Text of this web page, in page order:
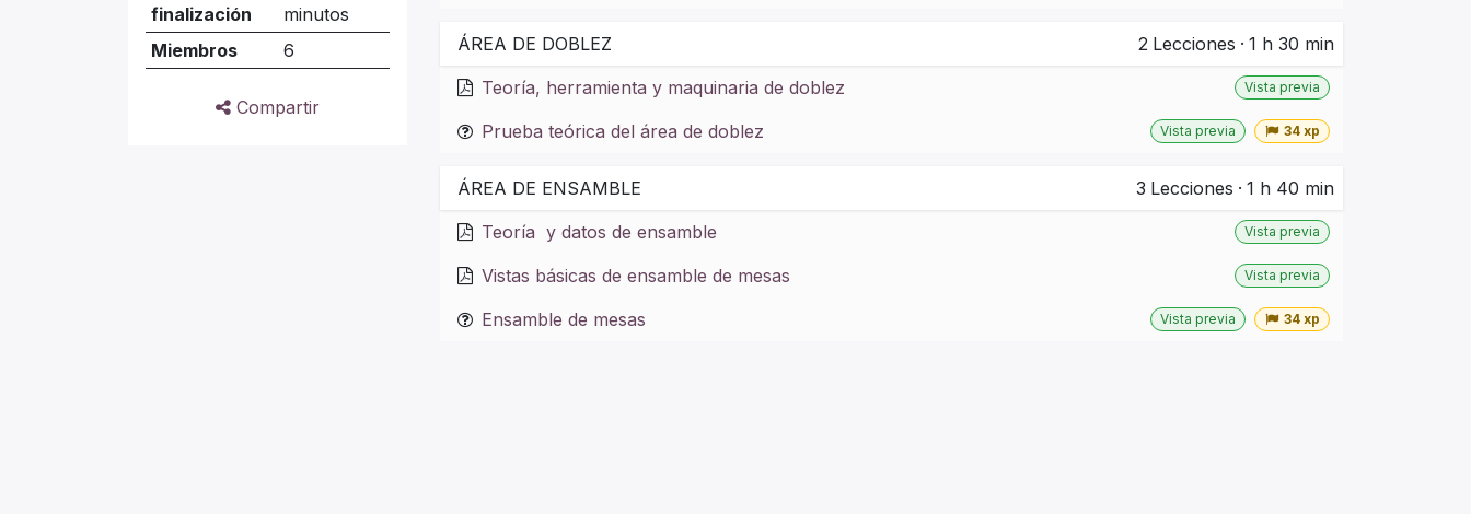
finalización
minutos
Miembros
6
Compartir
ÁREA DE DOBLEZ 2 Lecciones · 1 h 30 min
Teoría, herramienta y maquinaria de doblez
Vista previa
Prueba teórica del área de doblez Vista previa 34 xp
ÁREA DE ENSAMBLE 3 Lecciones · 1 h 40 min
Teoría y datos de ensamble
Vista previa
Vistas básicas de ensamble de mesas Vista previa
Ensamble de mesas Vista previa 34 xp